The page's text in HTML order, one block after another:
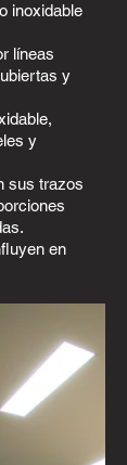
inoxidable
líneas
y
y
sus trazos
en